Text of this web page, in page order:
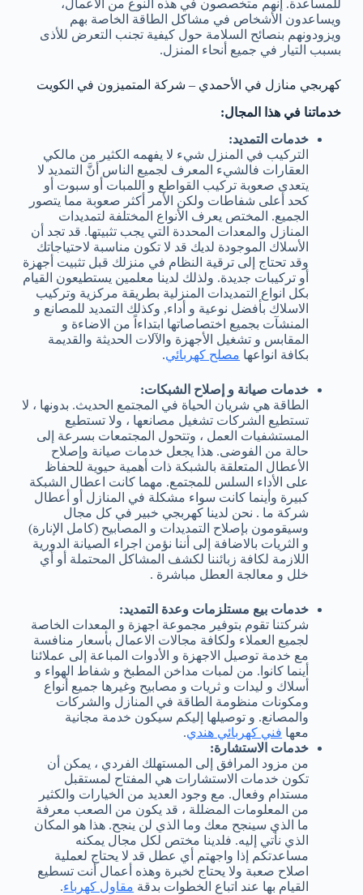
للمساعدة. إنهم متخصصون في هذه النوع من الأعمال،
ويساعدون الأشخاص في مشاكل الطاقة الخاصة بهم
ويزودونهم بنصائح السلامة حول كيفية تجنب التعرض للأذى
بسبب التيار في جميع أنحاء المنزل.
كهربجي منازل في الأحمدي – شركة المتميزون في الكويت
خدماتنا في هذا المجال:
خدمات التمديد:
التركيب في المنزل شيء لا يفهمه الكثير من مالكي
العقارات فالشيء المعرف لجميع الناس أنَّ التمديد لا
يتعدى صعوبة تركيب القواطع و اللمبات أو سبوت أو
كحد أعلى شفاطات ولكن الأمر أكثر صعوبة مما يتصور
الجميع. المختص يعرف الأنواع المختلفة لتمديدات
المنازل والمعدات المحددة التي يجب تثبيتها. قد تجد أن
الأسلاك الموجودة لديك قد لا تكون مناسبة لاحتياجاتك
وقد تحتاج إلى ترقية النظام في منزلك قبل تثبيت أجهزة
أو تركيبات جديدة. ولذلك لدينا معلمين يستطيعون القيام
بكل انواع التمديدات المنزلية بطريقة مركزية وتركيب
الاسلاك بأفضل نوعية و أداء, وكذلك التمديد للمصانع و
المنشآت بجميع اختصاصاتها ابتداءاً من الاضاءة و
المقابس و تشغيل الأجهزة والآلات الحديثة والقديمة
بكافة انواعها مصلح كهربائي.
خدمات صيانة و إصلاح الشبكات:
الطاقة هي شريان الحياة في المجتمع الحديث. بدونها ، لا
تستطيع الشركات تشغيل مصانعها ، ولا تستطيع
المستشفيات العمل ، وتتحول المجتمعات بسرعة إلى
حالة من الفوضى. هذا يجعل خدمات صيانة وإصلاح
الأعطال المتعلقة بالشبكة ذات أهمية حيوية للحفاظ
على الأداء السلس للمجتمع. مهما كانت اعطال الشبكة
كبيرة وأينما كانت سواء مشكلة في المنازل أو أعطال
شركة ما . نحن لدينا كهربجي خبير في كل مجال
وسيقومون بإصلاح التمديدات و المصابيح (كامل الإنارة)
و الثريات بالاضافة إلى أننا نؤمن اجراء الصيانة الدورية
اللازمة لكافة زبائننا لكشف المشاكل المحتملة أو أي
خلل و معالجة العطل مباشرة .
خدمات بيع مستلزمات وعدة التمديد:
شركتنا تقوم بتوفير مجموعة اجهزة و المعدات الخاصة
لجميع العملاء ولكافة مجالات الاعمال بأسعار منافسة
مع خدمة توصيل الاجهزة و الأدوات المباعة إلى عملائنا
أينما كانوا. من لمبات مداخن المطبخ و شفاط الهواء و
أسلاك و ليدات و ثريات و مصابيح وغيرها جميع أنواع
ومكونات منظومة الطاقة في المنازل والشركات
والمصانع. و توصيلها إليكم سيكون خدمة مجانية
معها فني كهربائي هندي.
خدمات الاستشارة:
من مزود المرافق إلى المستهلك الفردي ، يمكن أن
تكون خدمات الاستشارات هي المفتاح لمستقبل
مستدام وفعال. مع وجود العديد من الخيارات والكثير
من المعلومات المضللة ، قد يكون من الصعب معرفة
ما الذي سينجح معك وما الذي لن ينجح. هذا هو المكان
الذي نأتي إليه. فلدينا مختص لكل مجال يمكنه
مساعدتكم إذا واجهتم أي عطل قد لا يحتاج لعملية
اصلاح صعبة ولا يحتاج لخبرة وهذه أعمال أنت تسطيع
القيام بها عند اتباع الخطوات بدقة مقاول كهرباء.